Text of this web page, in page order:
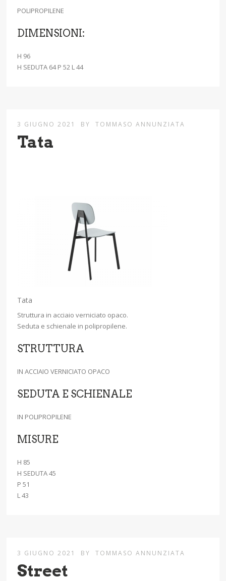
POLIPROPILENE
DIMENSIONI:
H 96
H SEDUTA 64 P 52 L 44
3 GIUGNO 2021 BY TOMMASO ANNUNZIATA
Tata
Tata
Struttura in acciaio verniciato opaco.
Seduta e schienale in polipropilene.
STRUTTURA
IN ACCIAIO VERNICIATO OPACO
SEDUTA E SCHIENALE
IN POLIPROPILENE
MISURE
H 85
H SEDUTA 45
P 51
L 43
3 GIUGNO 2021 BY TOMMASO ANNUNZIATA
Street